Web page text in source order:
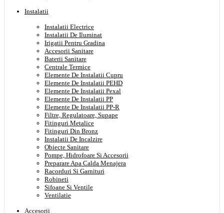
Instalatii
Instalatii Electrice
Instalatii De Iluminat
Irigatii Pentru Gradina
Accesorii Sanitare
Baterii Sanitare
Centrale Termice
Elemente De Instalatii Cupru
Elemente De Instalatii PEHD
Elemente De Instalatii Pexal
Elemente De Instalatii PP
Elemente De Instalatii PP-R
Filtre, Regulatoare, Supape
Fitinguri Metalice
Fitinguri Din Bronz
Instalatii De Incalzire
Obiecte Sanitare
Pompe, Hidrofoare Si Accesorii
Preparare Apa Calda Menajera
Racorduri Si Garnituri
Robineti
Sifoane Si Ventile
Ventilatie
Accesorii